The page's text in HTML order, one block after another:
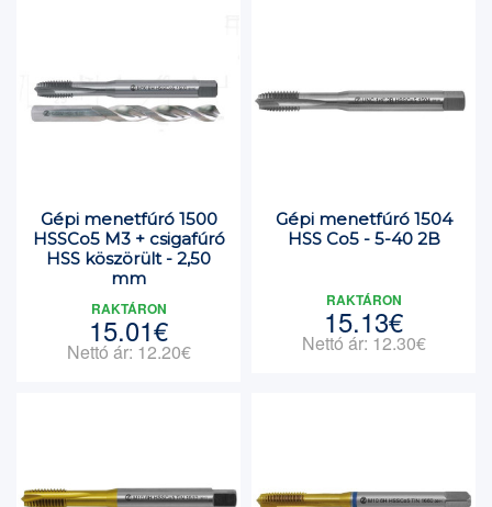
Gépi menetfúró 1500
HSSCo5 M3 + csigafúró
HSS köszörült - 2,50
mm
RAKTÁRON
15.01€
Nettó ár: 12.20€
Gépi menetfúró 1504
HSS Co5 - 5-40 2B
RAKTÁRON
15.13€
Nettó ár: 12.30€